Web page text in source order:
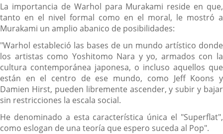
La importancia de Warhol para Murakami reside en que,
tanto en el nivel formal como en el moral, le mostró a
Murakami un amplio abanico de posibilidades:
"Warhol estableció las bases de un mundo artístico donde
los artistas como Yoshitomo Nara y yo, armados con la
cultura contemporánea japonesa, o incluso aquellos que
están en el centro de ese mundo, como Jeff Koons y
Damien Hirst, pueden libremente ascender, y subir y bajar
sin restricciones la escala social.
He denominado a esta característica única el "Superflat",
como eslogan de una teoría que espero suceda al Pop".